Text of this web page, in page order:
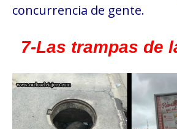
concurrencia de gente.
7-Las trampas de